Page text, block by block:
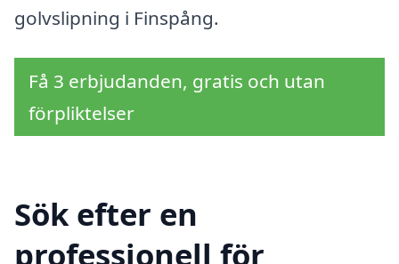
golvslipning i Finspång.
Få 3 erbjudanden, gratis och utan
förpliktelser
Sök efter en
professionell för